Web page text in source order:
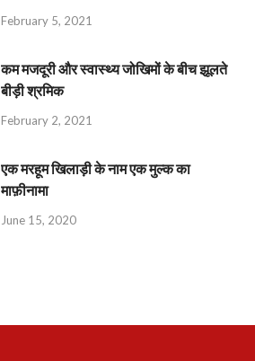
February 5, 2021
कम मजदूरी और स्वास्थ्य जोखिमों के बीच झूलते
बीड़ी श्रमिक
February 2, 2021
एक मरहूम खिलाड़ी के नाम एक मुल्क का
माफ़ीनामा
June 15, 2020